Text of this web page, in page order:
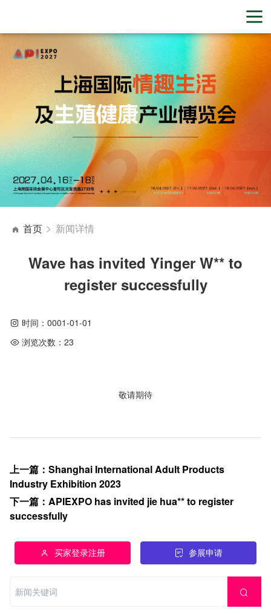
首页 新闻详情
Wave has invited Yinger W** to
register successfully
时间： 0001-01-01
浏览次数： 23
敬请期待
上一篇 ： Shanghai International Adult Products
Industry Exhibition 2023
下一篇 ： APIEXPO has invited jie hua** to register
successfully
买家登录注册 参展申请